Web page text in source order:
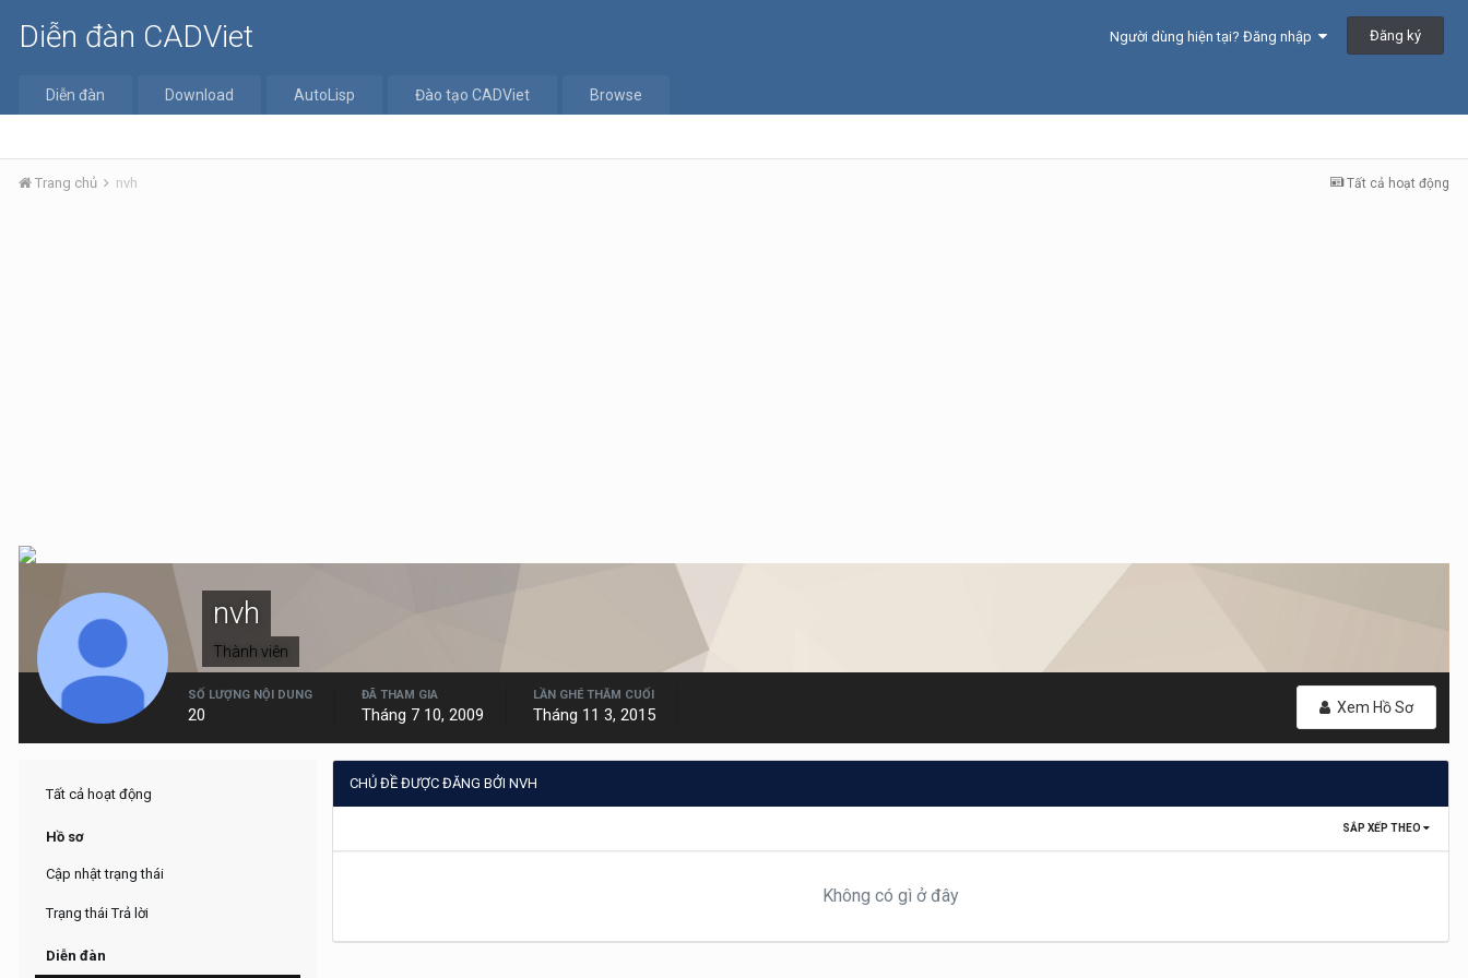
Diễn đàn CADViet Người dùng hiện tại? Đăng nhập Đăng ký
Diễn đàn Download AutoLisp Đào tạo CADViet Browse
Tất cả hoạt động
Trang chủ nvh
nvh
Thành viên
Xem Hồ Sơ
SỐ LƯỢNG NỘI DUNG
20
ĐÃ THAM GIA
Tháng 7 10, 2009
LẦN GHÉ THĂM CUỐI
Tháng 11 3, 2015
Tất cả hoạt động
Hồ sơ
Cập nhật trạng thái
Trạng thái Trả lời
Diễn đàn
CHỦ ĐỀ ĐƯỢC ĐĂNG BỞI NVH
SẮP XẾP THEO
Không có gì ở đây